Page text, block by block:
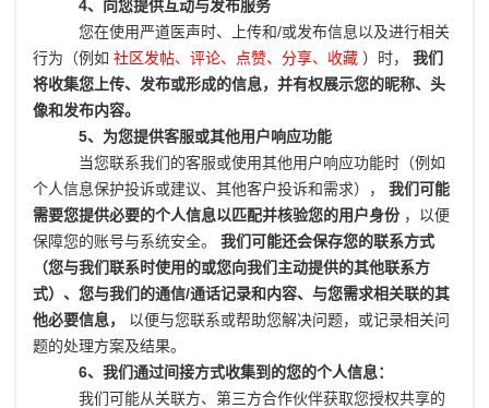
4、向您提供互动与发布服务
您在使用严道医声时、上传和/或发布信息以及进行相关
行为（例如 社区发帖、评论、点赞、分享、收藏 ）时， 我们
将收集您上传、发布或形成的信息，并有权展示您的昵称、头
像和发布内容。
5、为您提供客服或其他用户响应功能
当您联系我们的客服或使用其他用户响应功能时（例如
个人信息保护投诉或建议、其他客户投诉和需求）， 我们可能
需要您提供必要的个人信息以匹配并核验您的用户身份 ，以便
保障您的账号与系统安全。 我们可能还会保存您的联系方式
（您与我们联系时使用的或您向我们主动提供的其他联系方
式）、您与我们的通信/通话记录和内容、与您需求相关联的其
他必要信息， 以便与您联系或帮助您解决问题，或记录相关问
题的处理方案及结果。
6、我们通过间接方式收集到的您的个人信息：
我们可能从关联方、第三方合作伙伴获取您授权共享的